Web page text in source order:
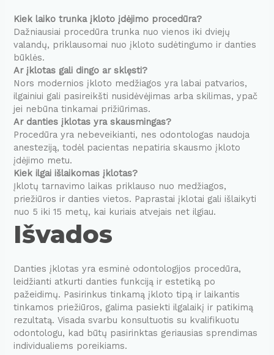
Kiek laiko trunka įkloto įdėjimo procedūra?
Dažniausiai procedūra trunka nuo vienos iki dviejų
valandų, priklausomai nuo įkloto sudėtingumo ir danties
būklės.
Ar įklotas gali dingo ar sklęsti?
Nors modernios įkloto medžiagos yra labai patvarios,
ilgainiui gali pasireikšti nusidėvėjimas arba skilimas, ypač
jei nebūna tinkamai prižiūrimas.
Ar danties įklotas yra skausmingas?
Procedūra yra nebeveikianti, nes odontologas naudoja
anesteziją, todėl pacientas nepatiria skausmo įkloto
įdėjimo metu.
Kiek ilgai išlaikomas įklotas?
Įklotų tarnavimo laikas priklauso nuo medžiagos,
priežiūros ir danties vietos. Paprastai įklotai gali išlaikyti
nuo 5 iki 15 metų, kai kuriais atvejais net ilgiau.
Išvados
Danties įklotas yra esminė odontologijos procedūra,
leidžianti atkurti danties funkciją ir estetiką po
pažeidimų. Pasirinkus tinkamą įkloto tipą ir laikantis
tinkamos priežiūros, galima pasiekti ilgalaikį ir patikimą
rezultatą. Visada svarbu konsultuotis su kvalifikuotu
odontologu, kad būtų pasirinktas geriausias sprendimas
individualiems poreikiams.